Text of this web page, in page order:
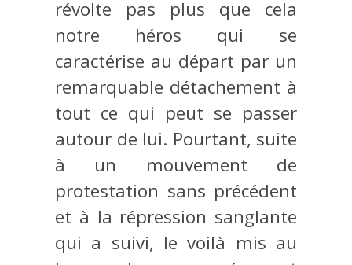
révolte pas plus que cela
notre héros qui se
caractérise au départ par un
remarquable détachement à
tout ce qui peut se passer
autour de lui. Pourtant, suite
à un mouvement de
protestation sans précédent
et à la répression sanglante
qui a suivi, le voilà mis au